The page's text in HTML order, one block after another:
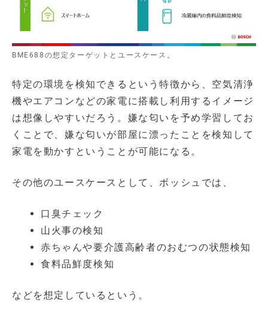
BME688の想定ターゲットとユースケース。
特定の環境を検知できるという特徴から、空気清浄
機やエアコンなどの家電に搭載し利用するイメージ
は想像しやすいだろう。嫌な匂いを予め学習してお
くことで、嫌な匂いが部屋に漂ったことを検知して
家電を動かすということが可能になる。
その他のユースケースとして、ボッシュでは、
口臭チェック
山火事の検知
赤ちゃんや要介護高齢者のおむつの状態検知
食料品鮮度検知
などを想定しているという。